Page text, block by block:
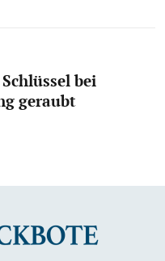
bei
geraubt